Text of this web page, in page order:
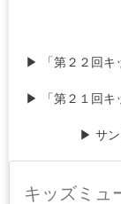
▶ 「第２２回キ
▶ 「第２１回キ
▶ サン
キッズミュ